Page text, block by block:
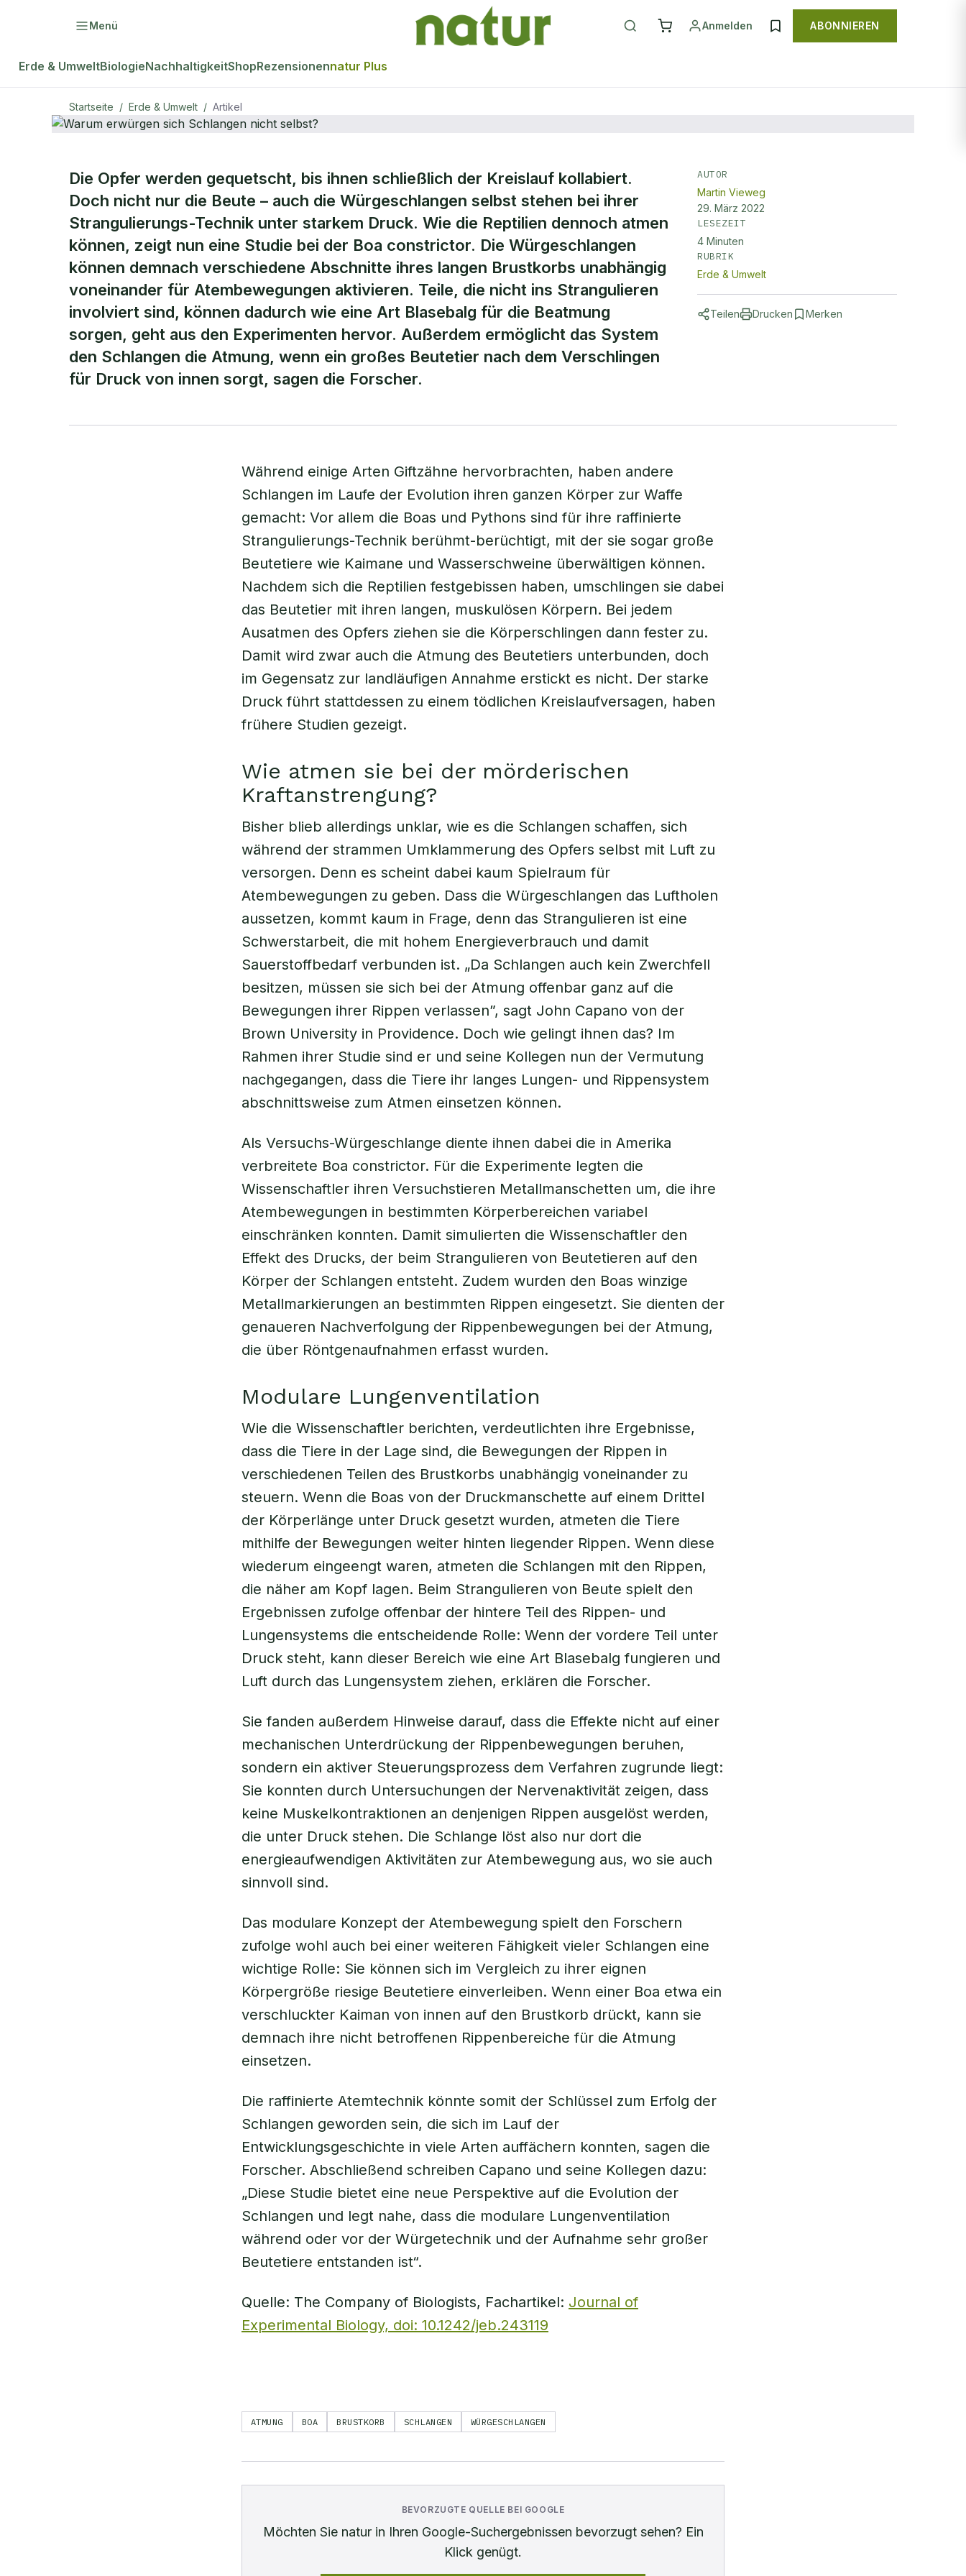
Menü Anmelden ABONNIEREN
Erde & UmweltBiologieNachhaltigkeitShopRezensionennatur Plus
Startseite / Erde & Umwelt / Artikel
ERDE & UMWELT
Warum erwürgen sich Schlangen
nicht selbst?
Die Opfer werden gequetscht, bis ihnen schließlich der Kreislauf kollabiert.
Doch nicht nur die Beute – auch die Würgeschlangen selbst stehen bei ihrer
Strangulierungs-Technik unter starkem Druck. Wie die Reptilien dennoch atmen
können, zeigt nun eine Studie bei der Boa constrictor. Die Würgeschlangen
können demnach verschiedene Abschnitte ihres langen Brustkorbs unabhängig
voneinander für Atembewegungen aktivieren. Teile, die nicht ins Strangulieren
involviert sind, können dadurch wie eine Art Blasebalg für die Beatmung
sorgen, geht aus den Experimenten hervor. Außerdem ermöglicht das System
den Schlangen die Atmung, wenn ein großes Beutetier nach dem Verschlingen
für Druck von innen sorgt, sagen die Forscher.
AUTOR
Martin Vieweg
29. März 2022
LESEZEIT
4 Minuten
RUBRIK
Erde & Umwelt
Teilen Drucken Merken
Während einige Arten Giftzähne hervorbrachten, haben andere
Schlangen im Laufe der Evolution ihren ganzen Körper zur Waffe
gemacht: Vor allem die Boas und Pythons sind für ihre raffinierte
Strangulierungs-Technik berühmt-berüchtigt, mit der sie sogar große
Beutetiere wie Kaimane und Wasserschweine überwältigen können.
Nachdem sich die Reptilien festgebissen haben, umschlingen sie dabei
das Beutetier mit ihren langen, muskulösen Körpern. Bei jedem
Ausatmen des Opfers ziehen sie die Körperschlingen dann fester zu.
Damit wird zwar auch die Atmung des Beutetiers unterbunden, doch
im Gegensatz zur landläufigen Annahme erstickt es nicht. Der starke
Druck führt stattdessen zu einem tödlichen Kreislaufversagen, haben
frühere Studien gezeigt.
Wie atmen sie bei der mörderischen
Kraftanstrengung?
Bisher blieb allerdings unklar, wie es die Schlangen schaffen, sich
während der strammen Umklammerung des Opfers selbst mit Luft zu
versorgen. Denn es scheint dabei kaum Spielraum für
Atembewegungen zu geben. Dass die Würgeschlangen das Luftholen
aussetzen, kommt kaum in Frage, denn das Strangulieren ist eine
Schwerstarbeit, die mit hohem Energieverbrauch und damit
Sauerstoffbedarf verbunden ist. „Da Schlangen auch kein Zwerchfell
besitzen, müssen sie sich bei der Atmung offenbar ganz auf die
Bewegungen ihrer Rippen verlassen”, sagt John Capano von der
Brown University in Providence. Doch wie gelingt ihnen das? Im
Rahmen ihrer Studie sind er und seine Kollegen nun der Vermutung
nachgegangen, dass die Tiere ihr langes Lungen- und Rippensystem
abschnittsweise zum Atmen einsetzen können.
Als Versuchs-Würgeschlange diente ihnen dabei die in Amerika
verbreitete Boa constrictor. Für die Experimente legten die
Wissenschaftler ihren Versuchstieren Metallmanschetten um, die ihre
Atembewegungen in bestimmten Körperbereichen variabel
einschränken konnten. Damit simulierten die Wissenschaftler den
Effekt des Drucks, der beim Strangulieren von Beutetieren auf den
Körper der Schlangen entsteht. Zudem wurden den Boas winzige
Metallmarkierungen an bestimmten Rippen eingesetzt. Sie dienten der
genaueren Nachverfolgung der Rippenbewegungen bei der Atmung,
die über Röntgenaufnahmen erfasst wurden.
Modulare Lungenventilation
Wie die Wissenschaftler berichten, verdeutlichten ihre Ergebnisse,
dass die Tiere in der Lage sind, die Bewegungen der Rippen in
verschiedenen Teilen des Brustkorbs unabhängig voneinander zu
steuern. Wenn die Boas von der Druckmanschette auf einem Drittel
der Körperlänge unter Druck gesetzt wurden, atmeten die Tiere
mithilfe der Bewegungen weiter hinten liegender Rippen. Wenn diese
wiederum eingeengt waren, atmeten die Schlangen mit den Rippen,
die näher am Kopf lagen. Beim Strangulieren von Beute spielt den
Ergebnissen zufolge offenbar der hintere Teil des Rippen- und
Lungensystems die entscheidende Rolle: Wenn der vordere Teil unter
Druck steht, kann dieser Bereich wie eine Art Blasebalg fungieren und
Luft durch das Lungensystem ziehen, erklären die Forscher.
Sie fanden außerdem Hinweise darauf, dass die Effekte nicht auf einer
mechanischen Unterdrückung der Rippenbewegungen beruhen,
sondern ein aktiver Steuerungsprozess dem Verfahren zugrunde liegt:
Sie konnten durch Untersuchungen der Nervenaktivität zeigen, dass
keine Muskelkontraktionen an denjenigen Rippen ausgelöst werden,
die unter Druck stehen. Die Schlange löst also nur dort die
energieaufwendigen Aktivitäten zur Atembewegung aus, wo sie auch
sinnvoll sind.
Das modulare Konzept der Atembewegung spielt den Forschern
zufolge wohl auch bei einer weiteren Fähigkeit vieler Schlangen eine
wichtige Rolle: Sie können sich im Vergleich zu ihrer eignen
Körpergröße riesige Beutetiere einverleiben. Wenn einer Boa etwa ein
verschluckter Kaiman von innen auf den Brustkorb drückt, kann sie
demnach ihre nicht betroffenen Rippenbereiche für die Atmung
einsetzen.
Die raffinierte Atemtechnik könnte somit der Schlüssel zum Erfolg der
Schlangen geworden sein, die sich im Lauf der
Entwicklungsgeschichte in viele Arten auffächern konnten, sagen die
Forscher. Abschließend schreiben Capano und seine Kollegen dazu:
„Diese Studie bietet eine neue Perspektive auf die Evolution der
Schlangen und legt nahe, dass die modulare Lungenventilation
während oder vor der Würgetechnik und der Aufnahme sehr großer
Beutetiere entstanden ist“.
Quelle: The Company of Biologists, Fachartikel: Journal of
Experimental Biology, doi: 10.1242/jeb.243119
ATMUNG BOA BRUSTKORB SCHLANGEN WÜRGESCHLANGEN
BEVORZUGTE QUELLE BEI GOOGLE
Möchten Sie naturin Ihren Google-Suchergebnissen bevorzugt sehen? Ein
Klick genügt.